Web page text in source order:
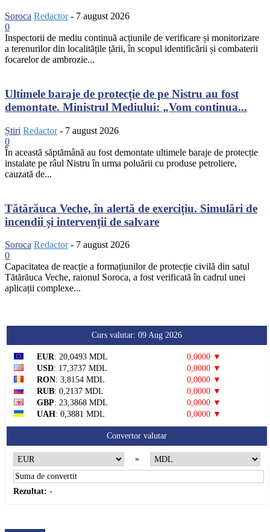
Soroca Redactor - 7 august 2026
0
Inspectorii de mediu continuă acțiunile de verificare și monitorizare
a terenurilor din localitățile țării, în scopul identificării și combaterii
focarelor de ambrozie...
Ultimele baraje de protecție de pe Nistru au fost
demontate. Ministrul Mediului: „Vom continua...
Știri Redactor - 7 august 2026
0
În această săptămână au fost demontate ultimele baraje de protecție
instalate pe râul Nistru în urma poluării cu produse petroliere,
cauzată de...
Tătărăuca Veche, în alertă de exercițiu. Simulări de
incendii și intervenții de salvare
Soroca Redactor - 7 august 2026
0
Capacitatea de reacție a formațiunilor de protecție civilă din satul
Tătărăuca Veche, raionul Soroca, a fost verificată în cadrul unei
aplicații complexe...
Curs valutar: 09 Aug 2026
EUR: 20,0493 MDL
0,0000 ▼
USD: 17,3737 MDL
0,0000 ▼
RON: 3,8154 MDL
0,0000 ▼
RUB: 0,2137 MDL
0,0000 ▼
GBP: 23,3868 MDL
0,0000 ▼
UAH: 0,3881 MDL 0,0000 ▼
Convertor valutar
»
Rezultat: -